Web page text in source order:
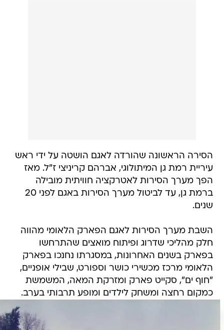
הסירה הראשונה שהורדה לאגם הושטה על ידי ראש
עיריית רמת גן המיתולוגי, אברהם קריניצי ז"ל. מאז
הפך מערך הסירות לאטרקציה חוויתית מובילה
ברמת גן, עד לביטול מערך הסירות באגם לפני 20
שנים.
השבת מערך הסירות לאגם הפארק הלאומי מהווה
חלק מהליכי שדרוג ופיתוח מואצים שהתרחשו
בפארק בשנים האחרונות, במסגרתו נחנכו בפארק
הלאומי מרכז מכשירי כושר וספורט, שבילי אופניים,
"חוף ים", סקייט פארק ומזרקת המאה, המשמשת
כמקום רחצה ומשחק לילדים ומופע תרבותי בערב.